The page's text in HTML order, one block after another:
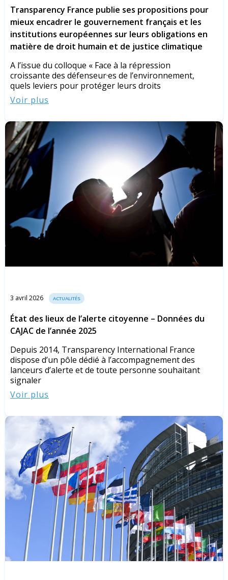
Transparency France publie ses propositions pour
mieux encadrer le gouvernement français et les
institutions européennes sur leurs obligations en
matière de droit humain et de justice climatique
A l’issue du colloque « Face à la répression
croissante des défenseur·es de l’environnement,
quels leviers pour protéger leurs droits
Voir plus
3 avril 2026 ACTUALITÉS
État des lieux de l’alerte citoyenne – Données du
CAJAC de l’année 2025
Depuis 2014, Transparency International France
dispose d’un pôle dédié à l’accompagnement des
lanceurs d’alerte et de toute personne souhaitant
signaler
Voir plus